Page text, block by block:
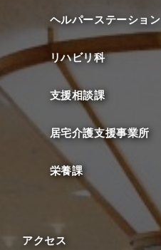
ヘルパーステーション
リハビリ科
支援相談課
居宅介護支援事業所
栄養課
アクセス